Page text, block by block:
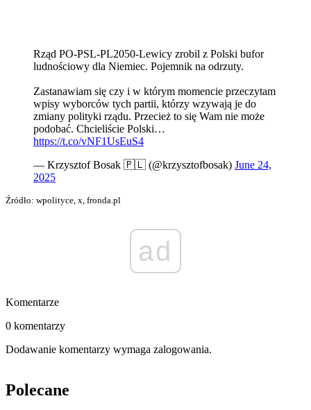
Rząd PO-PSL-PL2050-Lewicy zrobil z Polski bufor
ludnościowy dla Niemiec. Pojemnik na odrzuty.
Zastanawiam się czy i w którym momencie przeczytam
wpisy wyborców tych partii, którzy wzywają je do
zmiany polityki rządu. Przecież to się Wam nie może
podobać. Chcieliście Polski…
https://t.co/vNF1UsEuS4
— Krzysztof Bosak 🇵🇱 (@krzysztofbosak) June 24,
2025
Źródło: wpolityce, x, fronda.pl
ad
Komentarze
0 komentarzy
Dodawanie komentarzy wymaga zalogowania.
Polecane